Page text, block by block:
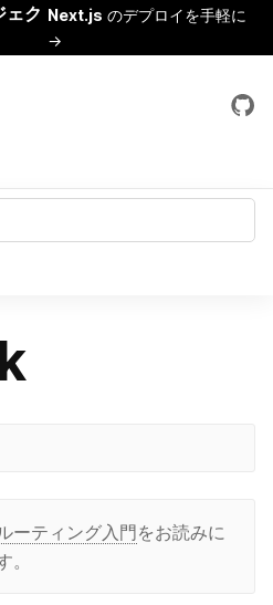
ク Next.js のデプロイを手軽に
→
ート
ーティング入門をお読みに